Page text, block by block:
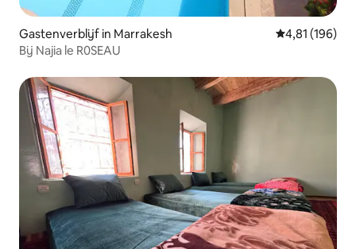
Gastenverblijf in Marrakesh Gemiddelde
4,81 (196)
Bij Najia le R0SEAU